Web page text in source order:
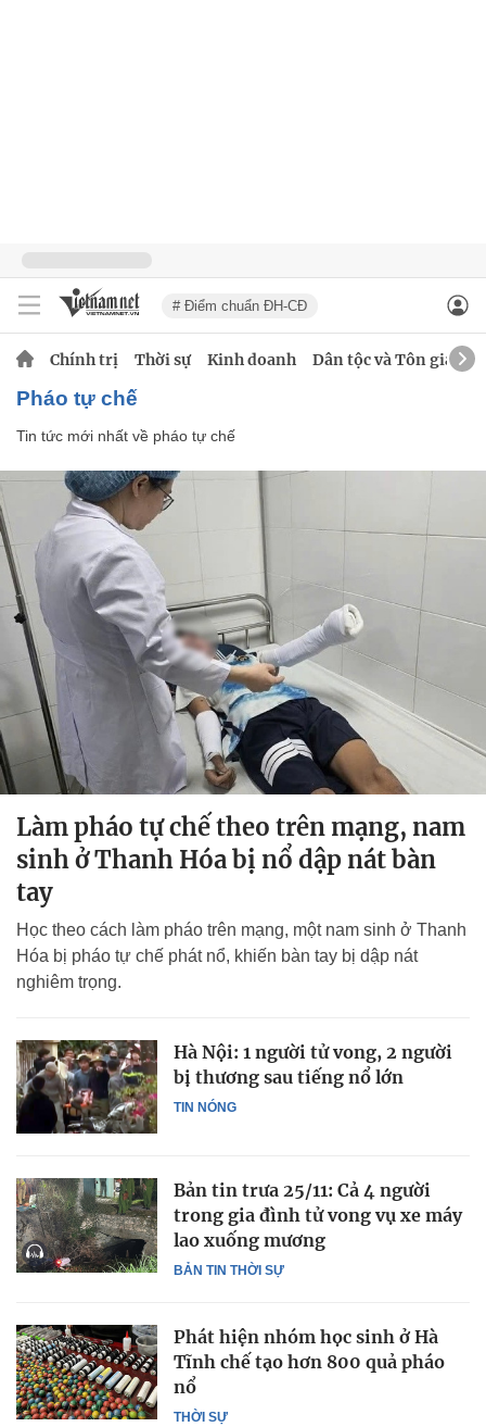
# Điểm chuẩn ĐH-CĐ
Chính trị Thời sự Kinh doanh Dân tộc và Tôn giáo
pháo tự chế
Tin tức mới nhất về pháo tự chế
Làm pháo tự chế theo trên mạng, nam
sinh ở Thanh Hóa bị nổ dập nát bàn
tay
Học theo cách làm pháo trên mạng, một nam sinh ở Thanh
Hóa bị pháo tự chế phát nổ, khiến bàn tay bị dập nát
nghiêm trọng.
TIN NÓNG
Hà Nội: 1 người tử vong, 2 người
bị thương sau tiếng nổ lớn
BẢN TIN THỜI SỰ
Bản tin trưa 25/11: Cả 4 người
trong gia đình tử vong vụ xe máy
lao xuống mương
THỜI SỰ
Phát hiện nhóm học sinh ở Hà
Tĩnh chế tạo hơn 800 quả pháo
nổ